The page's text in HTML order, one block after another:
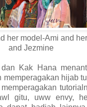
her model-Ami and
and Jezmine
Kak Hana
memperagakan hijab
gitu, uww envy,